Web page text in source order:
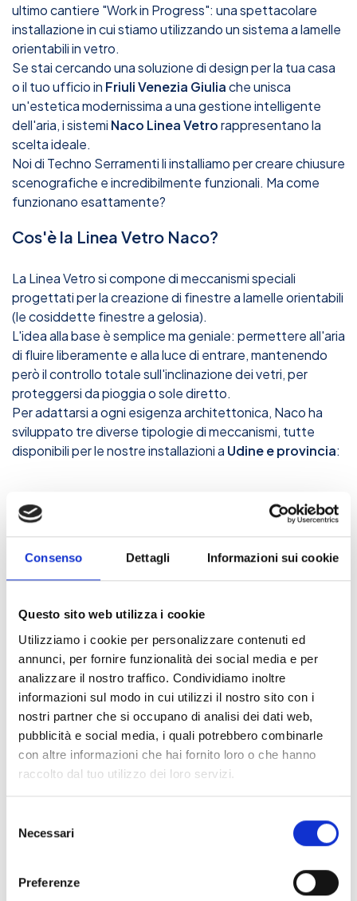
Consenso Dettagli Informazioni sui cookie
Questo sito web utilizza i cookie
Utilizziamo i cookie per personalizzare contenuti ed
annunci, per fornire funzionalità dei social media e per
analizzare il nostro traffico. Condividiamo inoltre
informazioni sul modo in cui utilizzi il nostro sito con i
nostri partner che si occupano di analisi dei dati web,
pubblicità e social media, i quali potrebbero combinarle
con altre informazioni che hai fornito loro o che hanno
raccolto dal tuo utilizzo dei loro servizi.
delNecessari
Preferenze
ultimo cantiere "Work in Progress": una spettacolare
installazione in cui stiamo utilizzando un sistema a lamelle
orientabili in vetro.
Se stai cercando una soluzione di design per la tua casa
o il tuo ufficio in Friuli Venezia Giuliache unisca
un'estetica modernissima a una gestione intelligente
dell'aria, i sistemi Naco Linea Vetrorappresentano la
scelta ideale.
Noi di Techno Serramenti li installiamo per creare chiusure
scenografiche e incredibilmente funzionali. Ma come
funzionano esattamente?
Cos'è la Linea Vetro Naco?
La Linea Vetro si compone di meccanismi speciali
progettati per la creazione di finestre a lamelle orientabili
(le cosiddette finestre a gelosia).
L'idea alla base è semplice ma geniale: permettere all'aria
di fluire liberamente e alla luce di entrare, mantenendo
però il controllo totale sull'inclinazione dei vetri, per
proteggersi da pioggia o sole diretto.
Per adattarsi a ogni esigenza architettonica, Naco ha
sviluppato tre diverse tipologie di meccanismi, tutte
disponibili per le nostre installazioni a Udine e provincia:
Versatile
È senza dubbio uno dei prodotti di maggior successo di
Naco s.r.l.
montanti (destro e sinistro) con porta-lamelle
metallici e tiranteria di movimentazione.
Le lamelle:
Alloggia lamelle di vetro da 152 mm di
altezza e 5 o 6 mm di spessore. La vera forza? Può
ospitare anche lamelle in policarbonato, alluminio o
altri materiali.
Movimentazione:
Estremamente versatile. Si può
orientare manualmente (con maniglia standard),
con asta di rinvio (maniglia H13 con occhiello)
preverniciato Silver, oppure in alluminio (Grezzo,
Anodizzato o verniciato in qualsiasi colore RAL).
Il Meccanismo Tipo 10: Il Profilo Sottile